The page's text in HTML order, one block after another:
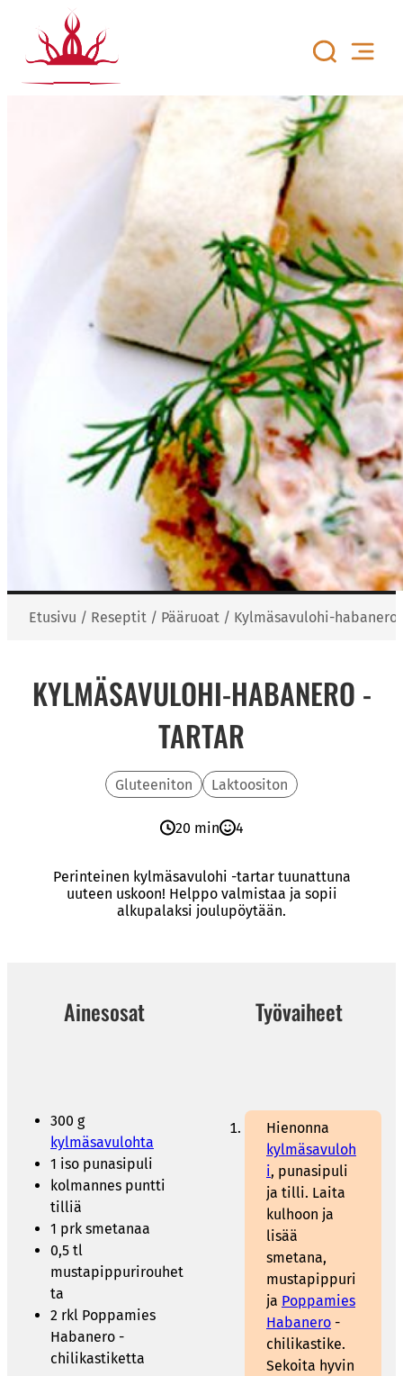
sisältöön
Etusivu / Reseptit / Pääruoat / Kylmäsavulohi-
KYLMÄSAVULOHI-HABANERO -
TARTAR
Gluteeniton Laktoositon
20 min 4
Perinteinen kylmäsavulohi -tartar tuunattuna
uuteen uskoon! Helppo valmistaa ja sopii
alkupalaksi joulupöytään.
Ainesosat Työvaiheet
300 g
kylmäsavulohta
1 iso punasipuli
kolmannes puntti
tilliä
1 prk smetanaa
0,5 tl
mustapippurirouhet
ta
2 rkl Poppamies
Habanero -
chilikastiketta
Hienonna
kylmäsavuloh
i, punasipuli
ja tilli. Laita
kulhoon ja
lisää
smetana,
mustapippuri
ja Poppamies
Habanero -
chilikastike.
Sekoita hyvin